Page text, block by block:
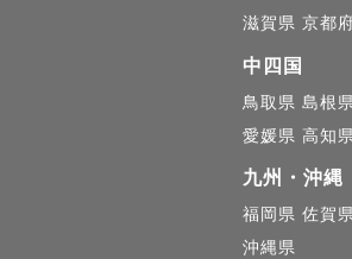
🌟ママの写真盛れも考え
🌟直前のご予約でも大丈
ず、お申し込みくださ
の場合、迷惑メールに入
滋賀県 京都
中四国
鳥取県 島根県
愛媛県 高知県
九州・沖縄
福岡県 佐賀県
沖縄県